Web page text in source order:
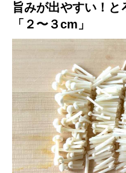
旨みが出やすい！
「２〜３cm」